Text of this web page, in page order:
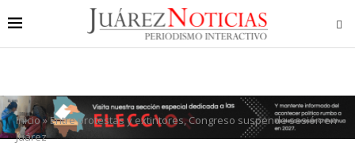
Inicio»Entre protestas y extintores, Congreso suspende sesión en
Juárez